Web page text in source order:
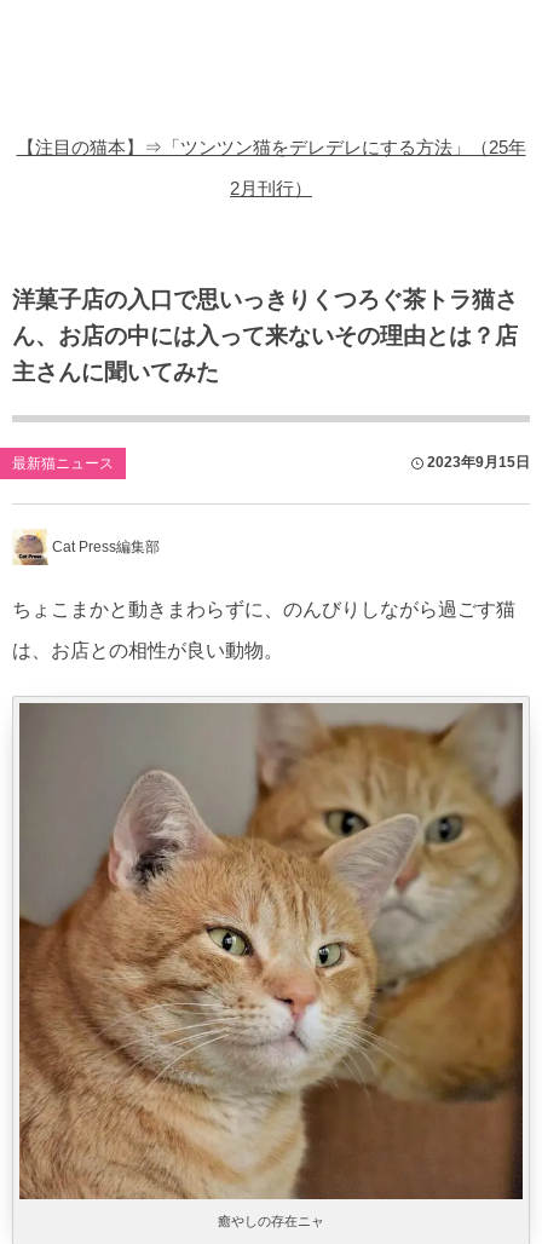
【注目の猫本】⇒「ツンツン猫をデレデレにする方法」（25年
2月刊行）
洋菓子店の入口で思いっきりくつろぐ茶トラ猫さ
ん、お店の中には入って来ないその理由とは？店
主さんに聞いてみた
最新猫ニュース 2023年9月15日
Cat Press編集部
ちょこまかと動きまわらずに、のんびりしながら過ごす猫
は、お店との相性が良い動物。
癒やしの存在ニャ
猫のゲーム・アプリ
猫のフリー写真素材